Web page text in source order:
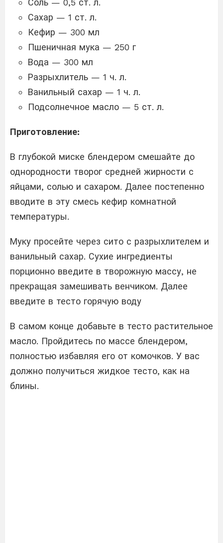
Соль — 0,5 ст. л.
Сахар — 1 ст. л.
Кефир — 300 мл
Пшеничная мука — 250 г
Вода — 300 мл
Разрыхлитель — 1 ч. л.
Ванильный сахар — 1 ч. л.
Подсолнечное масло — 5 ст. л.
Приготовление:
В глубокой миске блендером смешайте до
однородности творог средней жирности с
яйцами, солью и сахаром. Далее постепенно
вводите в эту смесь кефир комнатной
температуры.
Муку просейте через сито с разрыхлителем и
ванильный сахар. Сухие ингредиенты
порционно введите в творожную массу, не
прекращая замешивать венчиком. Далее
введите в тесто горячую воду
В самом конце добавьте в тесто растительное
масло. Пройдитесь по массе блендером,
полностью избавляя его от комочков. У вас
должно получиться жидкое тесто, как на
блины.